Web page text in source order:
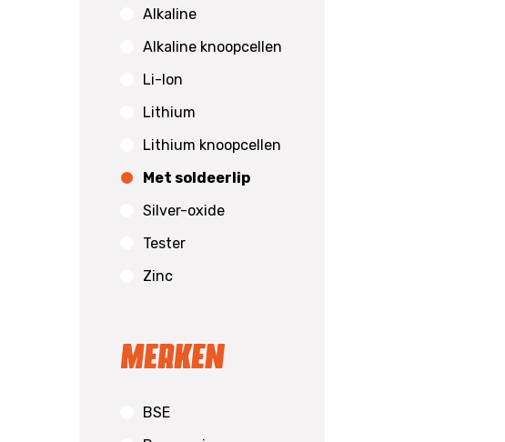
Alkaline
Alkaline knoopcellen
Li-Ion
Lithium
Lithium knoopcellen
Met soldeerlip
Silver-oxide
Tester
Zinc
Merken
BSE